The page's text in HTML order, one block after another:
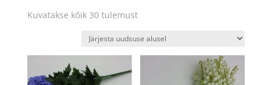
Kuvatakse kõik 30 tulemustSorditud
järgi